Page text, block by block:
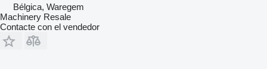
Bélgica, Waregem
Machinery Resale
Contacte con el vendedor